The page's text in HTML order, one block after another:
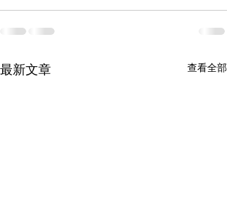
最新文章 查看全部